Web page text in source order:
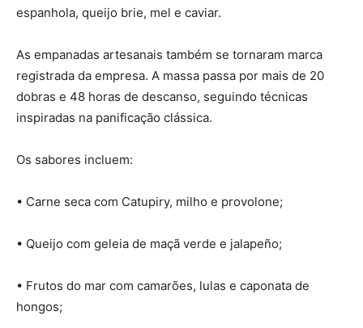
espanhola, queijo brie, mel e caviar.
As empanadas artesanais também se tornaram marca
registrada da empresa. A massa passa por mais de 20
dobras e 48 horas de descanso, seguindo técnicas
inspiradas na panificação clássica.
Os sabores incluem:
• Carne seca com Catupiry, milho e provolone;
• Queijo com geleia de maçã verde e jalapeño;
• Frutos do mar com camarões, lulas e caponata de
hongos;